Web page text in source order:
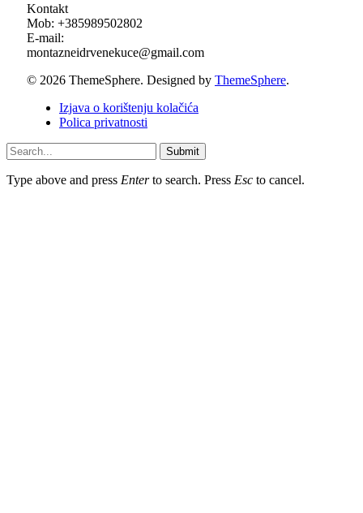
Kontakt
Mob: +385989502802
E-mail:
montazneidrvenekuce@gmail.com
© 2026 ThemeSphere. Designed by ThemeSphere.
Izjava o korištenju kolačića
Polica privatnosti
Submit
Type above and press Enterto search. Press Esc to cancel.